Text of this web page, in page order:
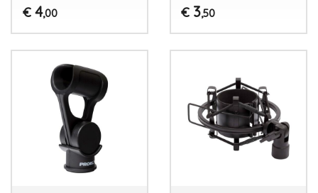
€ 4,00
€ 3,50